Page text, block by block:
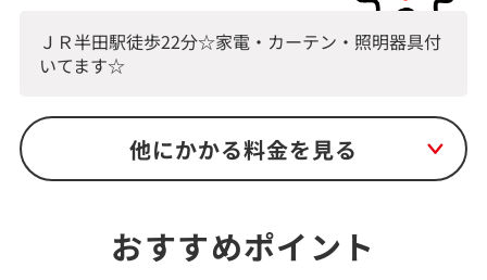
ＪＲ半田駅徒歩22分☆家電・カーテン・照明器具付
いてます☆
他にかかる料金を見る
おすすめポイント